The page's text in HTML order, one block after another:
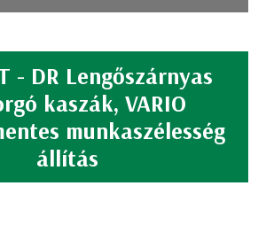
- DR Lengőszárnyas
kaszák, VARIO
munkaszélesség
állítás